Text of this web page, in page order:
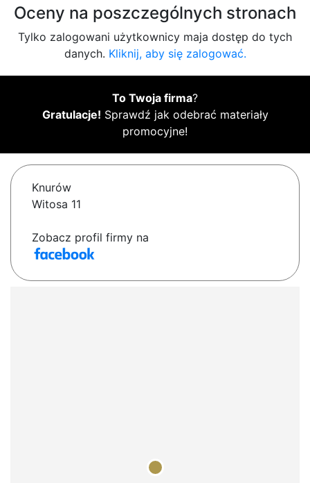
Oceny na poszczególnych stronach
Tylko zalogowani użytkownicy maja dostęp do tych
danych. Kliknij, aby się zalogować.
To Twoja firma?
Gratulacje! Sprawdź jak odebrać materiały
promocyjne!
Knurów
Witosa 11
Zobacz profil firmy na